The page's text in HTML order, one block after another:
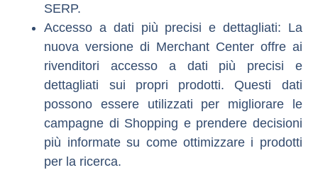
SERP.
Accesso a dati più precisi e dettagliati: La
nuova versione di Merchant Center offre ai
rivenditori accesso a dati più precisi e
dettagliati sui propri prodotti. Questi dati
possono essere utilizzati per migliorare le
campagne di Shopping e prendere decisioni
più informate su come ottimizzare i prodotti
per la ricerca.